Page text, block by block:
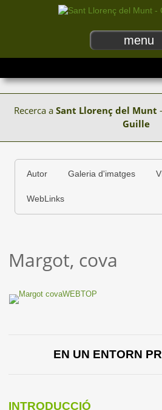
menu
Recerca a Sant Llorenç del Munt
Guille
Autor Galeria d'imatges
WebLinks
Margot, cova
EN UN ENTORN
INTRODUCCIÓ